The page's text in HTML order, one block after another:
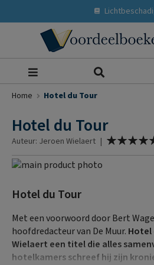
Home Hotel du Tour
Hotel du Tour
Auteur: Jeroen Wielaert | Waardering:
% of
Ga
het
van
de
afbeeldingen-
gallerij
naar
begin
van
de
afbeeldingen-
Hotel du Tour
Met een voorwoord door Bert
hoofdredacteur van De Muur. Hotel
Wielaert een titel die alles
hotelkamers schreef hij zijn